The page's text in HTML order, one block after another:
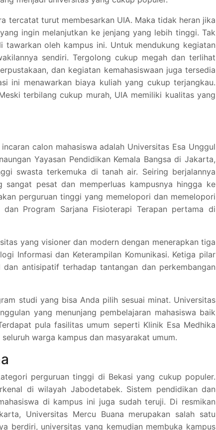
tercatat turut membesarkan UIA. Maka tidak heran jika
ingin melanjutkan ke jenjang yang lebih tinggi. Tak
oleh kampus ini. Untuk mendukung kegiatan
sendiri. Tergolong cukup megah dan terlihat
dan kegiatan kemahasiswaan juga tersedia
ini menawarkan biaya kuliah yang cukup terjangkau.
terbilang cukup murah, UIA memiliki kualitas yang
calon mahasiswa adalah Universitas Esa Unggul
Yayasan Pendidikan Kemala Bangsa di Jakarta,
swasta terkemuka di tanah air. Seiring berjalannya
sangat pesat dan memperluas kampusnya hingga ke
perguruan tinggi yang memelopori dan memelopori
Program Sarjana Fisioterapi Terapan pertama di
yang visioner dan modern dengan menerapkan tiga
Informasi dan Keterampilan Komunikasi. Ketiga pilar
antisipatif terhadap tantangan dan perkembangan
studi yang bisa Anda pilih sesuai minat. Universitas
yang menunjang pembelajaran mahasiswa baik
pula fasilitas umum seperti Klinik Esa Medhika
warga kampus dan masyarakat umum.
perguruan tinggi di Bekasi yang cukup populer.
di wilayah Jabodetabek. Sistem pendidikan dan
di kampus ini juga sudah teruji. Di resmikan
Universitas Mercu Buana merupakan salah satu
berdiri, universitas yang kemudian membuka kampus